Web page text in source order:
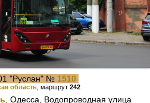
"Руслан" № 1510
область , маршрут 242
, Одесса, Водопроводная улица